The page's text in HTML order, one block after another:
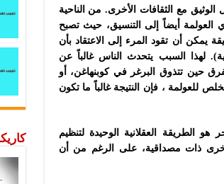
مع الثقافات الأخرى. من الناحية
العولمة أيضاً إلى التنسيق، حيث تصبح
يمكن أن تقود المرء إلى الاعتقاد بأن
لهذا السبب يتحدث الناس غالباً عن
حين تتذوق البرغر في كوبنهاغن، أو
للعولمة ، فإن النتيجة غالباً ما تكون
هو الطريقة العقلانية الوحيدة لتنظيم
أخرى ذات مصداقية، على الرغم من أن